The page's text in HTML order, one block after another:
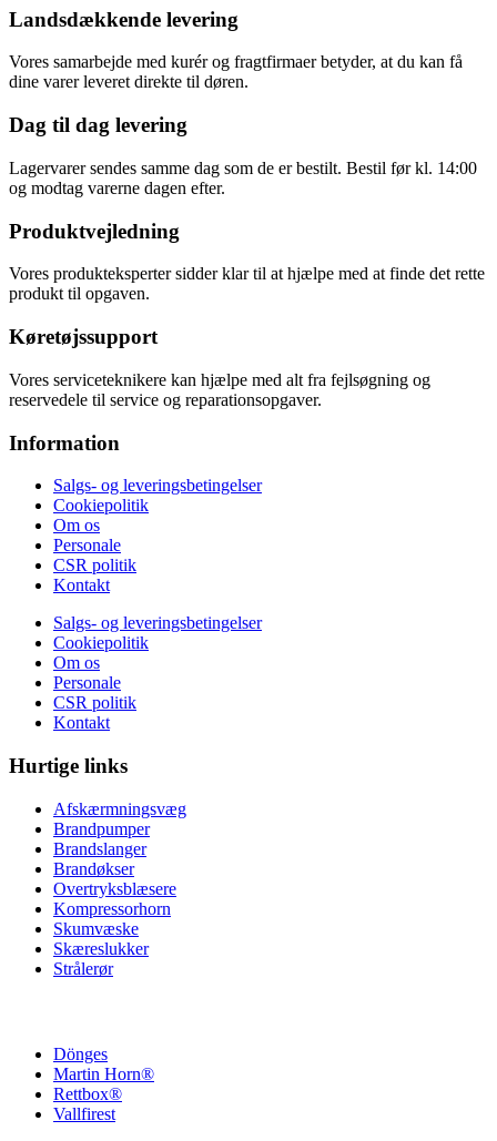
Landsdækkende levering
Vores samarbejde med kurér og fragtfirmaer betyder, at du kan få
dine varer leveret direkte til døren.
Dag til dag levering
Lagervarer sendes samme dag som de er bestilt. Bestil før kl. 14:00
og modtag varerne dagen efter.
Produktvejledning
Vores produkteksperter sidder klar til at hjælpe med at finde det rette
produkt til opgaven.
Køretøjssupport
Vores serviceteknikere kan hjælpe med alt fra fejlsøgning og
reservedele til service og reparationsopgaver.
Information
Salgs- og leveringsbetingelser
Cookiepolitik
Om os
Personale
CSR politik
Kontakt
Salgs- og leveringsbetingelser
Cookiepolitik
Om os
Personale
CSR politik
Kontakt
Hurtige links
Afskærmningsvæg
Brandpumper
Brandslanger
Brandøkser
Overtryksblæsere
Kompressorhorn
Skumvæske
Skæreslukker
Strålerør
Dönges
Martin Horn®
Rettbox®
Vallfirest